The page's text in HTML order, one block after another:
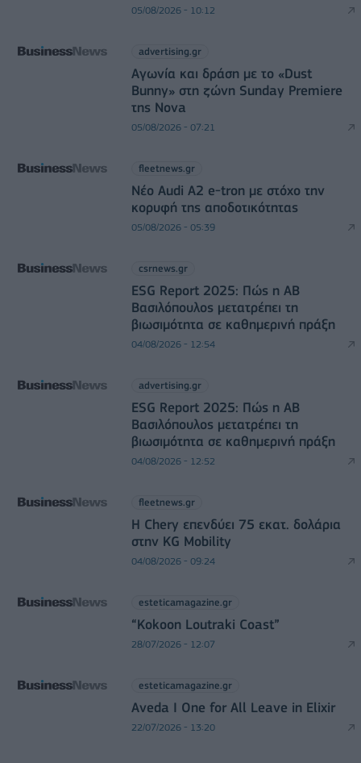
05/08/2026 - 10:12
advertising.gr
Αγωνία και δράση με το «Dust
Bunny» στη ζώνη Sunday Premiere
της Nova
05/08/2026 - 07:21
fleetnews.gr
Νέο Audi A2 e-tron με στόχο την
κορυφή της αποδοτικότητας
05/08/2026 - 05:39
csrnews.gr
ESG Report 2025: Πώς η ΑΒ
Βασιλόπουλος μετατρέπει τη
βιωσιμότητα σε καθημερινή πράξη
04/08/2026 - 12:54
advertising.gr
ESG Report 2025: Πώς η ΑΒ
Βασιλόπουλος μετατρέπει τη
βιωσιμότητα σε καθημερινή πράξη
04/08/2026 - 12:52
fleetnews.gr
Η Chery επενδύει 75 εκατ. δολάρια
στην KG Mobility
04/08/2026 - 09:24
esteticamagazine.gr
“Kokoon Loutraki Coast”
28/07/2026 - 12:07
esteticamagazine.gr
Aveda I One for All Leave in Elixir
22/07/2026 - 13:20